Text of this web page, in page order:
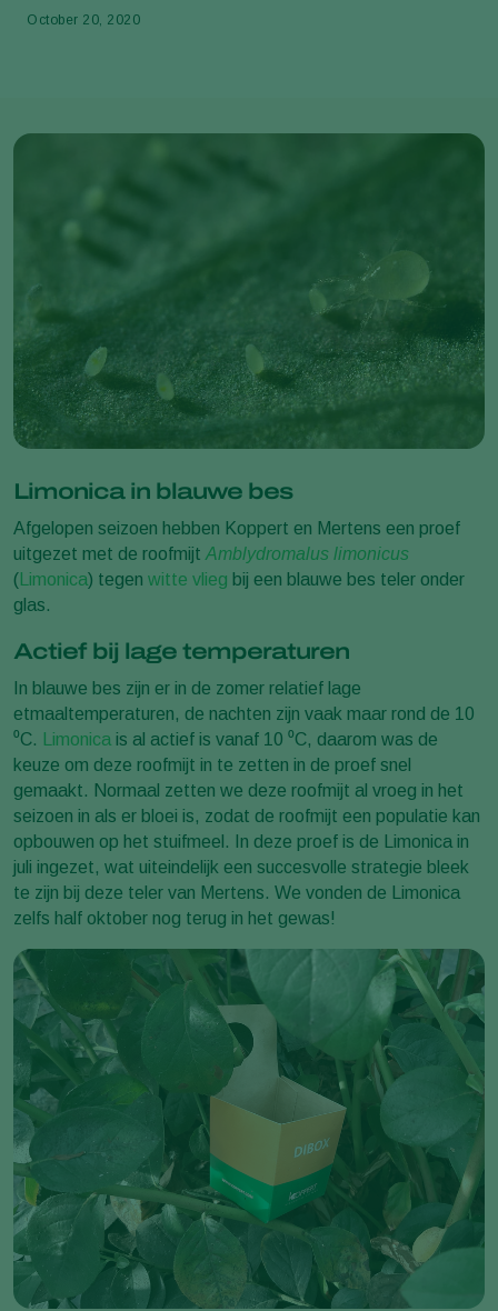
October 20, 2020
Limonica in blauwe bes
Afgelopen seizoen hebben Koppert en Mertens een proef
uitgezet met de roofmijt Amblydromalus limonicus
( Limonica) tegen witte vlieg bij een blauwe bes teler onder
glas.
Actief bij lage temperaturen
In blauwe bes zijn er in de zomer relatief lage
etmaaltemperaturen, de nachten zijn vaak maar rond de 10
⁰C.
Limonica is al actief is vanaf 10 ⁰C, daarom was de
keuze om deze roofmijt in te zetten in de proef snel
gemaakt. Normaal zetten we deze roofmijt al vroeg in het
seizoen in als er bloei is, zodat de roofmijt een populatie kan
opbouwen op het stuifmeel. In deze proef is de Limonica in
juli ingezet, wat uiteindelijk een succesvolle strategie bleek
te zijn bij deze teler van Mertens. We vonden de Limonica
zelfs half oktober nog terug in het gewas!